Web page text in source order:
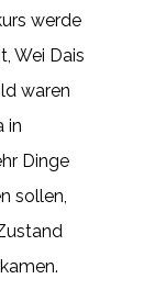
werde
Wei Dais
waren
in
Dinge
sollen,